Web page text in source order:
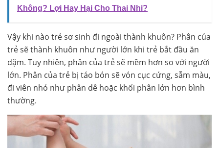
Không? Lợi Hay Hại Cho Thai Nhi?
Vậy khi nào trẻ sơ sinh đi ngoài thành khuôn? Phân của
trẻ sẽ thành khuôn như người lớn khi trẻ bắt đầu ăn
dặm. Tuy nhiên, phân của trẻ sẽ mềm hơn so với người
lớn. Phân của trẻ bị táo bón sẽ vón cục cứng, sẫm màu,
đi viên nhỏ như phân dê hoặc khối phân lớn hơn bình
thường.